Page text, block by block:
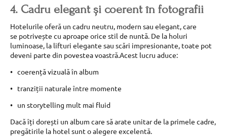
4. Cadru elegant și coerent în fotografii
Hotelurile oferă un cadru neutru, modern sau elegant, care
se potrivește cu aproape orice stil de nuntă. De la holuri
luminoase, la lifturi elegante sau scări impresionante, toate pot
deveni parte din povestea voastră.Acest lucru aduce:
coerență vizuală în album
tranziții naturale între momente
un storytelling mult mai fluid
Dacă îți dorești un album care să arate unitar de la primele cadre,
pregătirile la hotel sunt o alegere excelentă.